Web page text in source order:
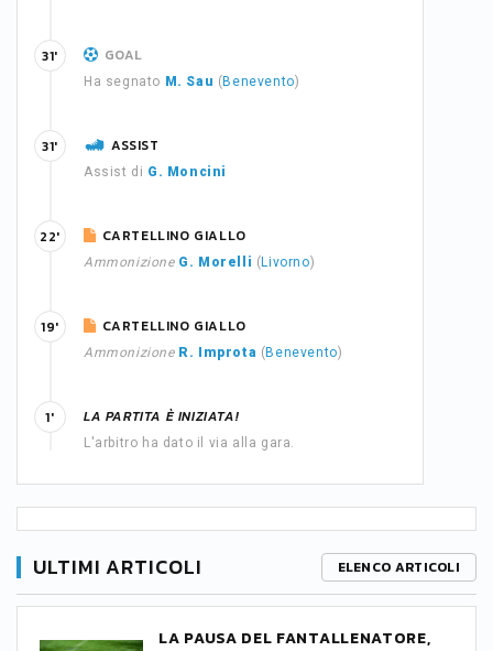
GOAL
Ha segnato M. Sau ( Benevento)
31'
ASSIST
Assist di G. Moncini
31'
CARTELLINO GIALLO
Ammonizione G. Morelli ( Livorno)
22'
CARTELLINO GIALLO
Ammonizione R. Improta ( Benevento)
19'
LA PARTITA È INIZIATA!
L'arbitro ha dato il via alla gara.
1'
ULTIMI ARTICOLI ELENCO ARTICOLI
LA PAUSA DEL FANTALLENATORE,